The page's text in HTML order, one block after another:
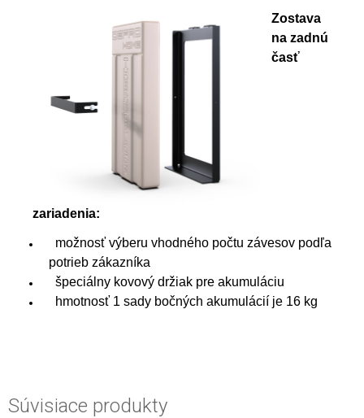
Zostava
na zadnú
časť
zariadenia:
možnosť výberu vhodného počtu závesov podľa
potrieb zákazníka
špeciálny kovový držiak pre akumuláciu
hmotnosť 1 sady bočných akumulácií je 16 kg
Súvisiace produkty